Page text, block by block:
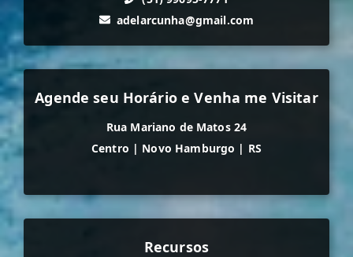
adelarcunha@gmail.com
Agende seu Horário e Venha me Visitar
Rua Mariano de Matos 24
Centro | Novo Hamburgo | RS
Recursos